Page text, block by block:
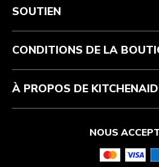
Contactez-nous
Réparation autorisée
Résidents du Québec
Retours et remboursements
Aide relative au produit
Affiliation
SOUTIEN
CONDITIONS DE LA
À PROPOS DE KITCHENAID
NOUS